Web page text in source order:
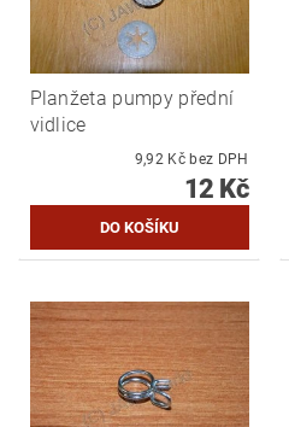
Planžeta pumpy přední
vidlice
9,92 Kč bez DPH
12 Kč